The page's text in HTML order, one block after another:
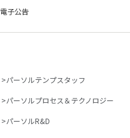
電子公告
パーソルテンプスタッフ
パーソルプロセス＆テクノロジー
パーソルR&D